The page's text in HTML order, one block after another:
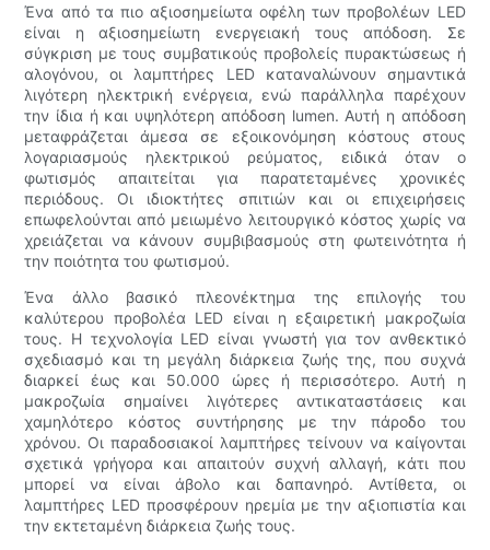
Ένα από τα πιο αξιοσημείωτα οφέλη των προβολέων LED
είναι η αξιοσημείωτη ενεργειακή τους απόδοση. Σε
σύγκριση με τους συμβατικούς προβολείς πυρακτώσεως ή
αλογόνου, οι λαμπτήρες LED καταναλώνουν σημαντικά
λιγότερη ηλεκτρική ενέργεια, ενώ παράλληλα παρέχουν
την ίδια ή και υψηλότερη απόδοση lumen. Αυτή η απόδοση
μεταφράζεται άμεσα σε εξοικονόμηση κόστους στους
λογαριασμούς ηλεκτρικού ρεύματος, ειδικά όταν ο
φωτισμός απαιτείται για παρατεταμένες χρονικές
περιόδους. Οι ιδιοκτήτες σπιτιών και οι επιχειρήσεις
επωφελούνται από μειωμένο λειτουργικό κόστος χωρίς να
χρειάζεται να κάνουν συμβιβασμούς στη φωτεινότητα ή
την ποιότητα του φωτισμού.
Ένα άλλο βασικό πλεονέκτημα της επιλογής του
καλύτερου προβολέα LED είναι η εξαιρετική μακροζωία
τους. Η τεχνολογία LED είναι γνωστή για τον ανθεκτικό
σχεδιασμό και τη μεγάλη διάρκεια ζωής της, που συχνά
διαρκεί έως και 50.000 ώρες ή περισσότερο. Αυτή η
μακροζωία σημαίνει λιγότερες αντικαταστάσεις και
χαμηλότερο κόστος συντήρησης με την πάροδο του
χρόνου. Οι παραδοσιακοί λαμπτήρες τείνουν να καίγονται
σχετικά γρήγορα και απαιτούν συχνή αλλαγή, κάτι που
μπορεί να είναι άβολο και δαπανηρό. Αντίθετα, οι
λαμπτήρες LED προσφέρουν ηρεμία με την αξιοπιστία και
την εκτεταμένη διάρκεια ζωής τους.